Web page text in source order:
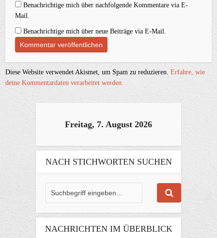
Benachrichtige mich über nachfolgende Kommentare via E-
Mail.
Benachrichtige mich über neue Beiträge via E-Mail.
Diese Website verwendet Akismet, um Spam zu reduzieren.Erfahre, wie
deine Kommentardaten verarbeitet werden.
Freitag, 7. August 2026
NACH STICHWORTEN SUCHEN
NACHRICHTEN IM ÜBERBLICK